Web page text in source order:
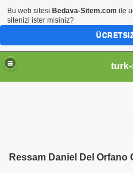
Ressam Daniel Del Orfano
Bu web sitesi Bedava-Sitem.com ile
sitenizi ister misiniz?